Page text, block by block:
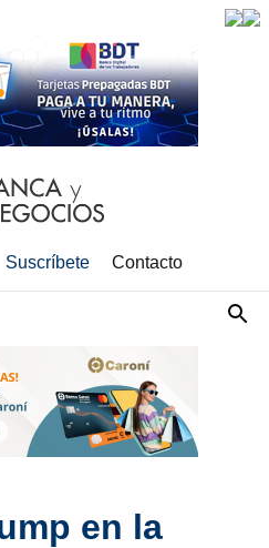
Suscríbete Contacto
en la